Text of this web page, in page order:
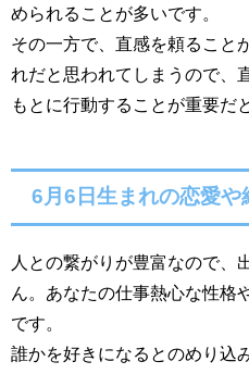
められることが多いです。
その一方で、直感を頼ること
れだと思われてしまうので、
もとに行動することが重要だ
6月6日生まれの恋愛や
人との繋がりが豊富なので、
ん。あなたの仕事熱心な性格
です。
誰かを好きになるとのめり込